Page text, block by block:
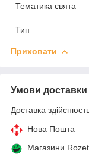
Тематика свята
Тип
Приховати
Умови доставки
Доставка
Нова Пошта
Магазини